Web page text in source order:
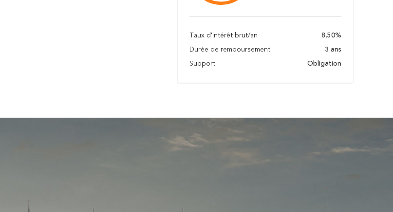
Taux d'intérêt brut/an 8,50%
Durée de remboursement 3 ans
Support Obligation